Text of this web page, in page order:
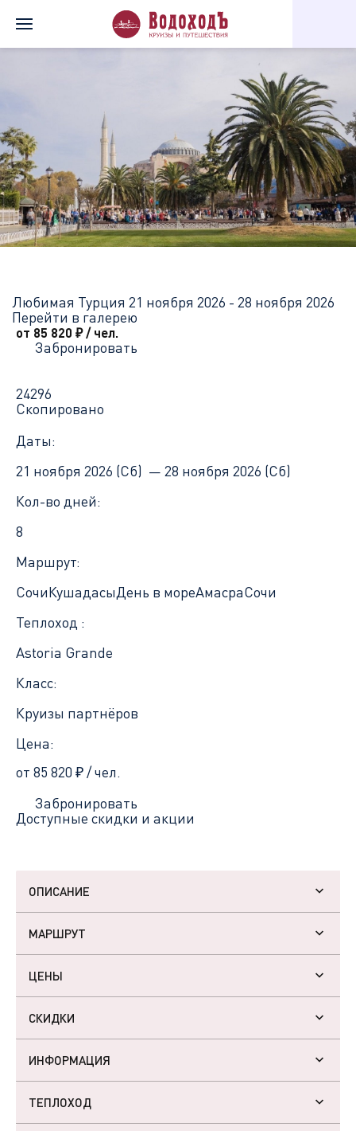
Любимая Турция 21 ноября 2026 - 28 ноября 2026
Перейти в галерею
от 85 820 ₽/ чел.
Забронировать
24296
Скопировано
Даты:
21 ноября 2026 (Сб) — 28 ноября 2026 (Сб)
Кол-во дней:
8
Маршрут:
СочиКушадасыДень в мореАмасраСочи
Теплоход :
Astoria Grande
Класс:
Круизы партнёров
Цена:
от 85 820 ₽/ чел.
Забронировать
Доступные скидки и акции
ОПИСАНИЕ
МАРШРУТ
ЦЕНЫ
СКИДКИ
ИНФОРМАЦИЯ
ТЕПЛОХОД